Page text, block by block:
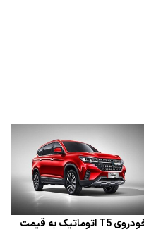
خودروی T5 اتوماتیک به قیمت